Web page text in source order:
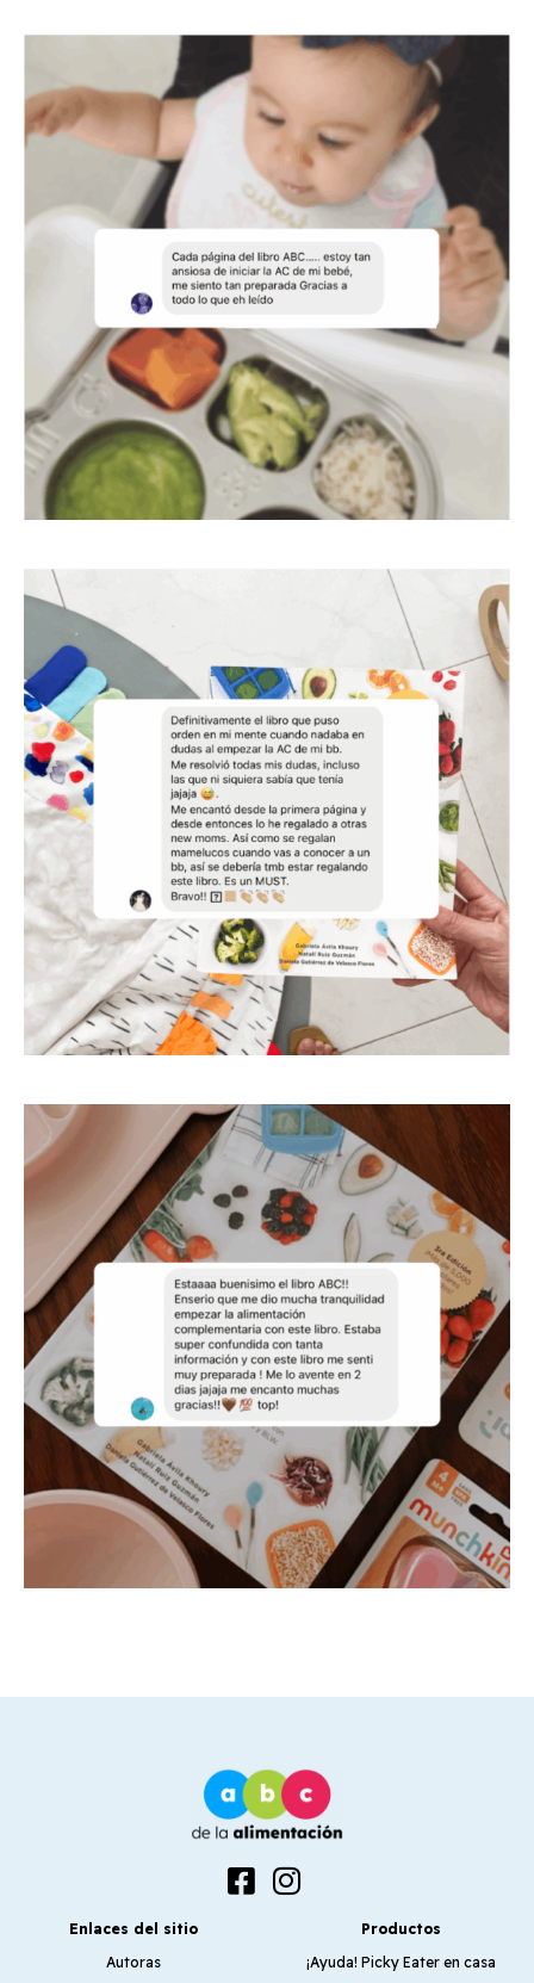
Enlaces del sitio
Autoras
Productos
¡Ayuda! Picky Eater en casa